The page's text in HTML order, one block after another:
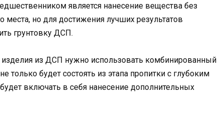
является нанесение вещества без
места, но для достижения лучших результатов
грунтовку ДСП.
из ДСП нужно использовать комбинированный
только будет состоять из этапа пропитки с глубоким
включать в себя нанесение дополнительных